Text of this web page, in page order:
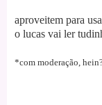
aproveitem para
o lucas vai ler
*com moderação,